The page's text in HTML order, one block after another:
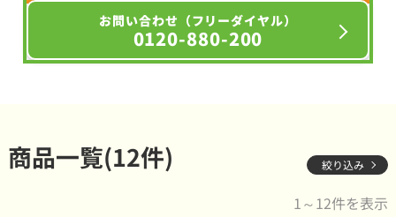
お問い合わせ（フリーダイヤル）
0120-880-200
商品一覧(12件) 絞り込み
1～12件を表示